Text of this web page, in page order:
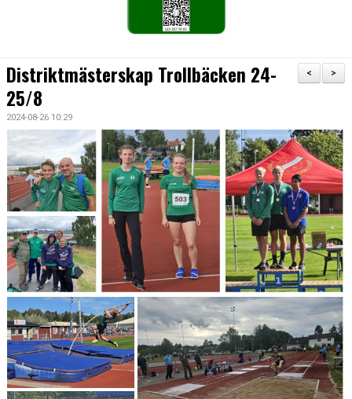
DOKUMENT
KONTAKT
>
<
Distriktmästerskap Trollbäcken 24-
25/8
2024-08-26 10:29